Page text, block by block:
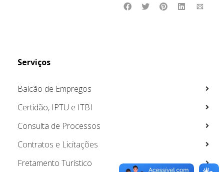
Serviços
Balcão de Empregos
Certidão, IPTU e ITBI
Consulta de Processos
Contratos e Licitações
Fretamento Turístico